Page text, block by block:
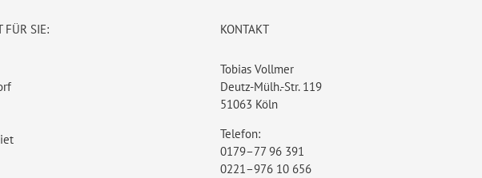
FÜR SIE: KONTAKT
Tobias Vollmer
Deutz-Mülh.-Str. 119
51063 Köln
Telefon:
0179–77 96 391
0221–976 10 656